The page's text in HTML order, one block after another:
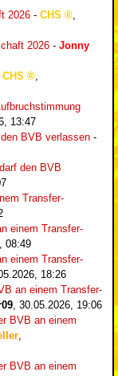
2026 - CHS
2026 - Jonny
CHS
13:47
BVB verlassen -
den BVB
Transfer-
einem Transfer-
08:49
einem Transfer-
18:26
an einem Transfer-
30.05.2026, 19:06
BVB an einem
BVB an einem